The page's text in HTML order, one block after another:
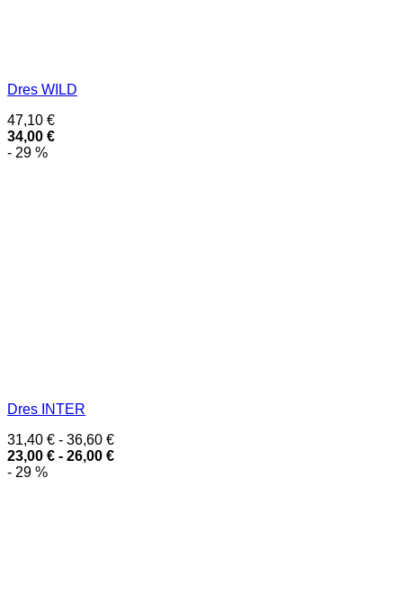
Dres WILD
47,10 €
34,00 €
- 29 %
Dres INTER
31,40 € - 36,60 €
23,00 € - 26,00 €
- 29 %